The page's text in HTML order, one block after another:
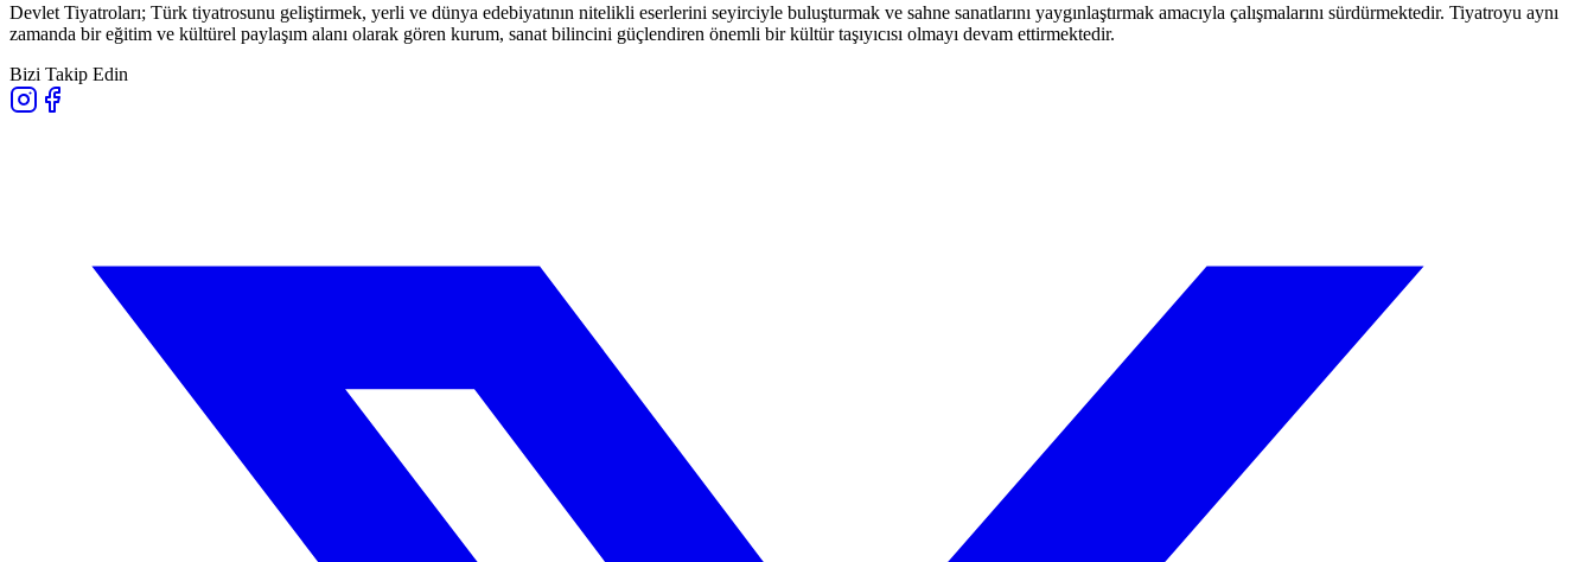
Devlet Tiyatroları; Türk tiyatrosunu geliştirmek, yerli ve dünya edebiyatının nitelikli eserlerini seyirciyle buluşturmak ve sahne sanatlarını yaygınlaştırmak amacıyla çalışmalarını sürdürmektedir. Tiyatroyu aynı
zamanda bir eğitim ve kültürel paylaşım alanı olarak gören kurum, sanat bilincini güçlendiren önemli bir kültür taşıyıcısı olmayı devam ettirmektedir.
Bizi Takip Edin